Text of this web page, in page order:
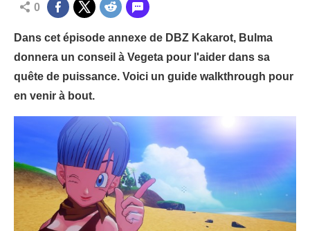
0
Dans cet épisode annexe de DBZ Kakarot, Bulma
donnera un conseil à Vegeta pour l'aider dans sa
quête de puissance. Voici un guide walkthrough pour
en venir à bout.